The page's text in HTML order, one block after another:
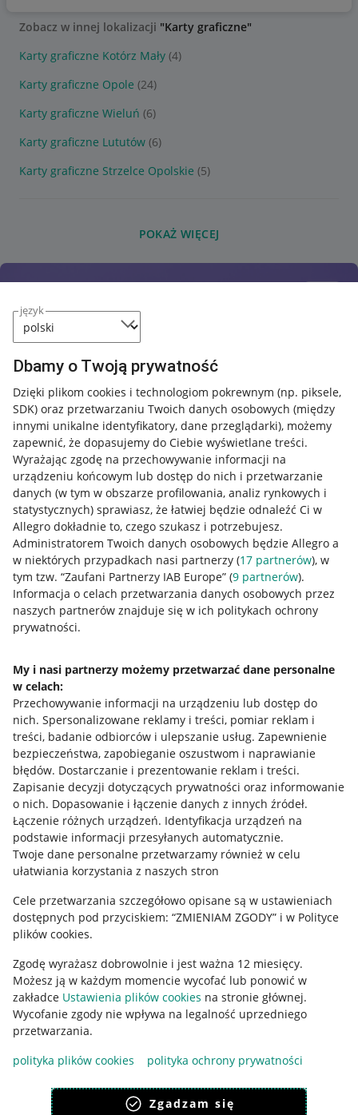
język
Dbamy o Twoją prywatność
Dzięki plikom cookies i technologiom pokrewnym (np. piksele,
SDK) oraz przetwarzaniu Twoich danych osobowych (między
innymi unikalne identyfikatory, dane przeglądarki), możemy
zapewnić, że dopasujemy do Ciebie wyświetlane treści.
Wyrażając zgodę na przechowywanie informacji na
urządzeniu końcowym lub dostęp do nich i przetwarzanie
danych (w tym w obszarze profilowania, analiz rynkowych i
statystycznych) sprawiasz, że łatwiej będzie odnaleźć Ci w
Allegro dokładnie to, czego szukasz i potrzebujesz.
Administratorem Twoich danych osobowych będzie Allegro a
w niektórych przypadkach nasi partnerzy (17 partnerów), w
tym tzw. “Zaufani Partnerzy IAB Europe” (9 partnerów).
Informacja o celach przetwarzania danych osobowych przez
naszych partnerów znajduje się w ich politykach ochrony
prywatności.
My i nasi partnerzy możemy przetwarzać dane personalne
w celach:
Przechowywanie informacji na urządzeniu lub dostęp do
nich. Spersonalizowane reklamy i treści, pomiar reklam i
treści, badanie odbiorców i ulepszanie usług. Zapewnienie
bezpieczeństwa, zapobieganie oszustwom i naprawianie
błędów. Dostarczanie i prezentowanie reklam i treści.
Zapisanie decyzji dotyczących prywatności oraz informowanie
o nich. Dopasowanie i łączenie danych z innych źródeł.
Łączenie różnych urządzeń. Identyfikacja urządzeń na
podstawie informacji przesyłanych automatycznie.
Twoje dane personalne przetwarzamy również w celu
ułatwiania korzystania z naszych stron
Cele przetwarzania szczegółowo opisane są w ustawieniach
dostępnych pod przyciskiem: “ZMIENIAM ZGODY” i w Polityce
plików cookies.
Zgodę wyrażasz dobrowolnie i jest ważna 12 miesięcy.
Możesz ją w każdym momencie wycofać lub ponowić w
zakładce Ustawienia plików cookies na stronie głównej.
Wycofanie zgody nie wpływa na legalność uprzedniego
przetwarzania.
polityka plików cookies
polityka ochrony prywatności
Zgadzam się
Zobacz w innej lokalizacji "Karty graficzne"
Karty graficzne Kotórz Mały (4)
Karty graficzne Opole (24)
Karty graficzne Wieluń (6)
Karty graficzne Lututów (6)
Karty graficzne Strzelce Opolskie (5)
POKAŻ WIĘCEJ
Przydatne informacje
Jak to działa
Allegro Gadane dla sprzedających
Allegro Gadane dla kupujących
Mapa miejscowości
Informacje prawne
Regulamin
Polityka plików "cookies"
Ustawienia plików "cookies"
Udostępnianie lokalizacji
Informacje dla Aktu o Usługach Cyfrowych
Pobierz aplikację